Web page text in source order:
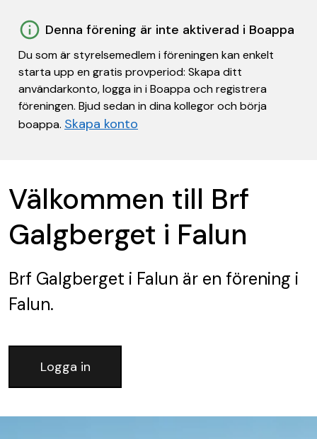
Denna förening är inte aktiverad i Boappa
Du som är styrelsemedlem i föreningen kan enkelt
starta upp en gratis provperiod: Skapa ditt
användarkonto, logga in i Boappa och registrera
föreningen. Bjud sedan in dina kollegor och börja
boappa. Skapa konto
Välkommen till Brf
Galgberget i Falun
Brf Galgberget i Falun är en förening i
Falun.
Logga in